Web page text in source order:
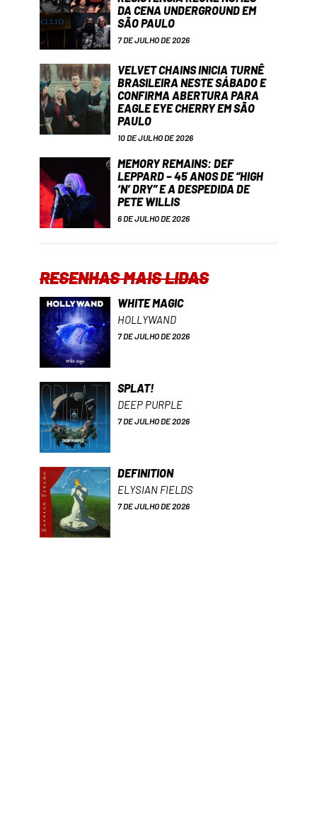
DA CENA UNDERGROUND EM
SÃO PAULO
7 DE JULHO DE 2026
VELVET CHAINS INICIA TURNÊ
BRASILEIRA NESTE SÁBADO E
CONFIRMA ABERTURA PARA
EAGLE EYE CHERRY EM SÃO
PAULO
10 DE JULHO DE 2026
MEMORY REMAINS: DEF
LEPPARD – 45 ANOS DE “HIGH
‘N’ DRY” E A DESPEDIDA DE
PETE WILLIS
6 DE JULHO DE 2026
RESENHAS MAIS LIDAS
WHITE MAGIC
HOLLYWAND
7 DE JULHO DE 2026
SPLAT!
DEEP PURPLE
7 DE JULHO DE 2026
DEFINITION
ELYSIAN FIELDS
7 DE JULHO DE 2026